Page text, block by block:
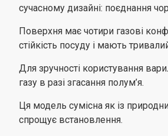
сучасному дизайні: поєднання
Поверхня має чотири газові
стійкість посуду і мають
Для зручності користування
газу в разі згасання полум’я.
Ця модель сумісна як із
спрощує встановлення.